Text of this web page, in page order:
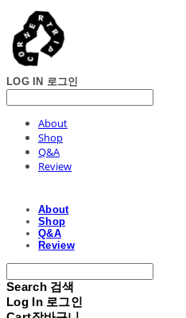
LOG IN 로그인
About
Shop
Q&A
Review
About
Shop
Q&A
Review
Search 검색
Log In 로그인